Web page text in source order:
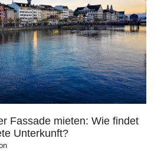
Fassade mieten: Wie findet
Unterkunft?